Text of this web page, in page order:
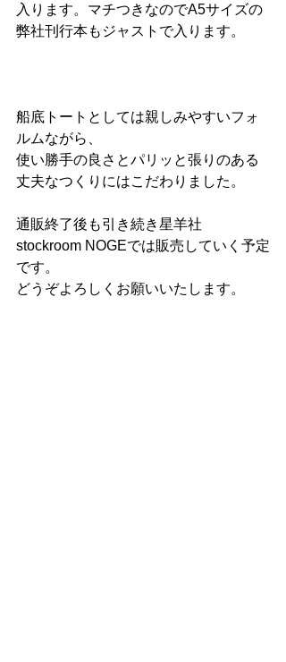
入ります。マチつきなのでA5サイズの
弊社刊行本もジャストで入ります。
船底トートとしては親しみやすいフォ
ルムながら、
使い勝手の良さとパリッと張りのある
丈夫なつくりにはこだわりました。
通販終了後も引き続き星羊社
stockroom NOGEでは販売していく予定
です。
どうぞよろしくお願いいたします。